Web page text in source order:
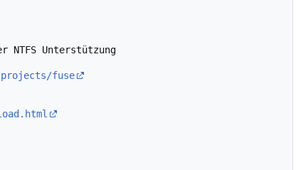
Unterstützung
fuse